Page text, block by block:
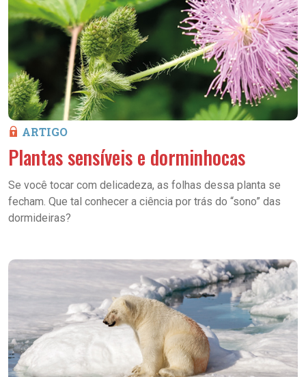
ARTIGO
Plantas sensíveis e dorminhocas
Se você tocar com delicadeza, as folhas dessa planta se
fecham. Que tal conhecer a ciência por trás do “sono” das
dormideiras?